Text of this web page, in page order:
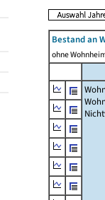
Bestand an
ohne